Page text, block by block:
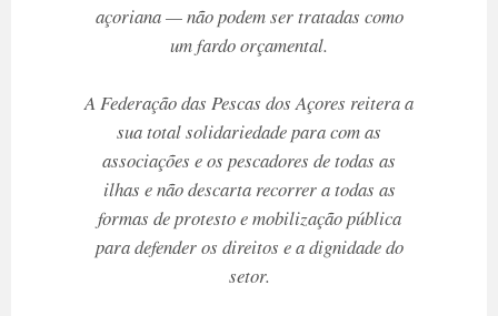
açoriana — não podem ser tratadas como
um fardo orçamental.
A Federação das Pescas dos Açores reitera a
sua total solidariedade para com as
associações e os pescadores de todas as
ilhas e não descarta recorrer a todas as
formas de protesto e mobilização pública
para defender os direitos e a dignidade do
setor.